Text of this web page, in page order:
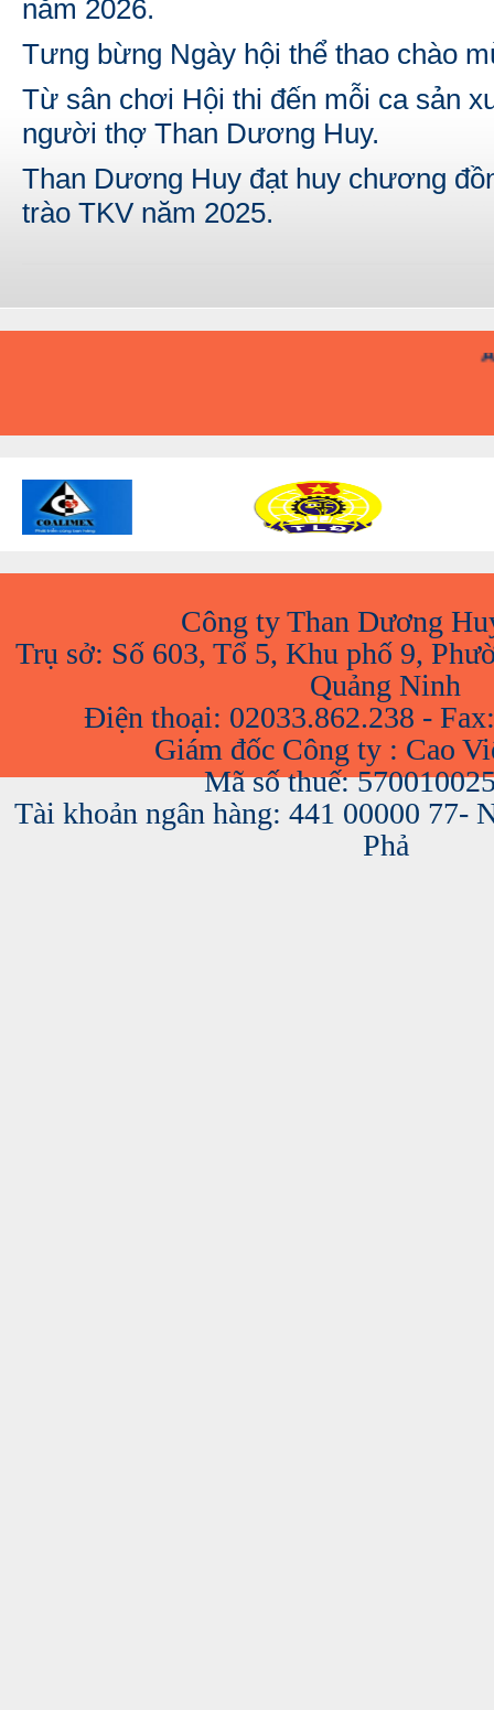
năm 2026.
Tưng bừng Ngày hội thể thao chào
Từ sân chơi Hội thi đến mỗi ca sản
người thợ Than Dương Huy.
Than Dương Huy đạt huy chương
trào TKV năm 2025.
Công ty Than Dương
Trụ sở: Số 603, Tổ 5, Khu phố 9,
Quảng Ninh
Điện thoại: 02033.862.238 -
Giám đốc Công ty : Cao
Mã số thuế:
Tài khoản ngân hàng: 441 00000 77-
Phả